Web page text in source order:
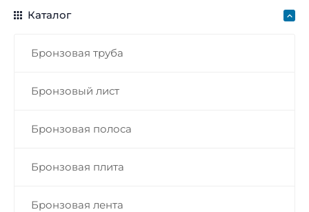
Каталог
Бронзовая труба
Бронзовый лист
Бронзовая полоса
Бронзовая плита
Бронзовая лента